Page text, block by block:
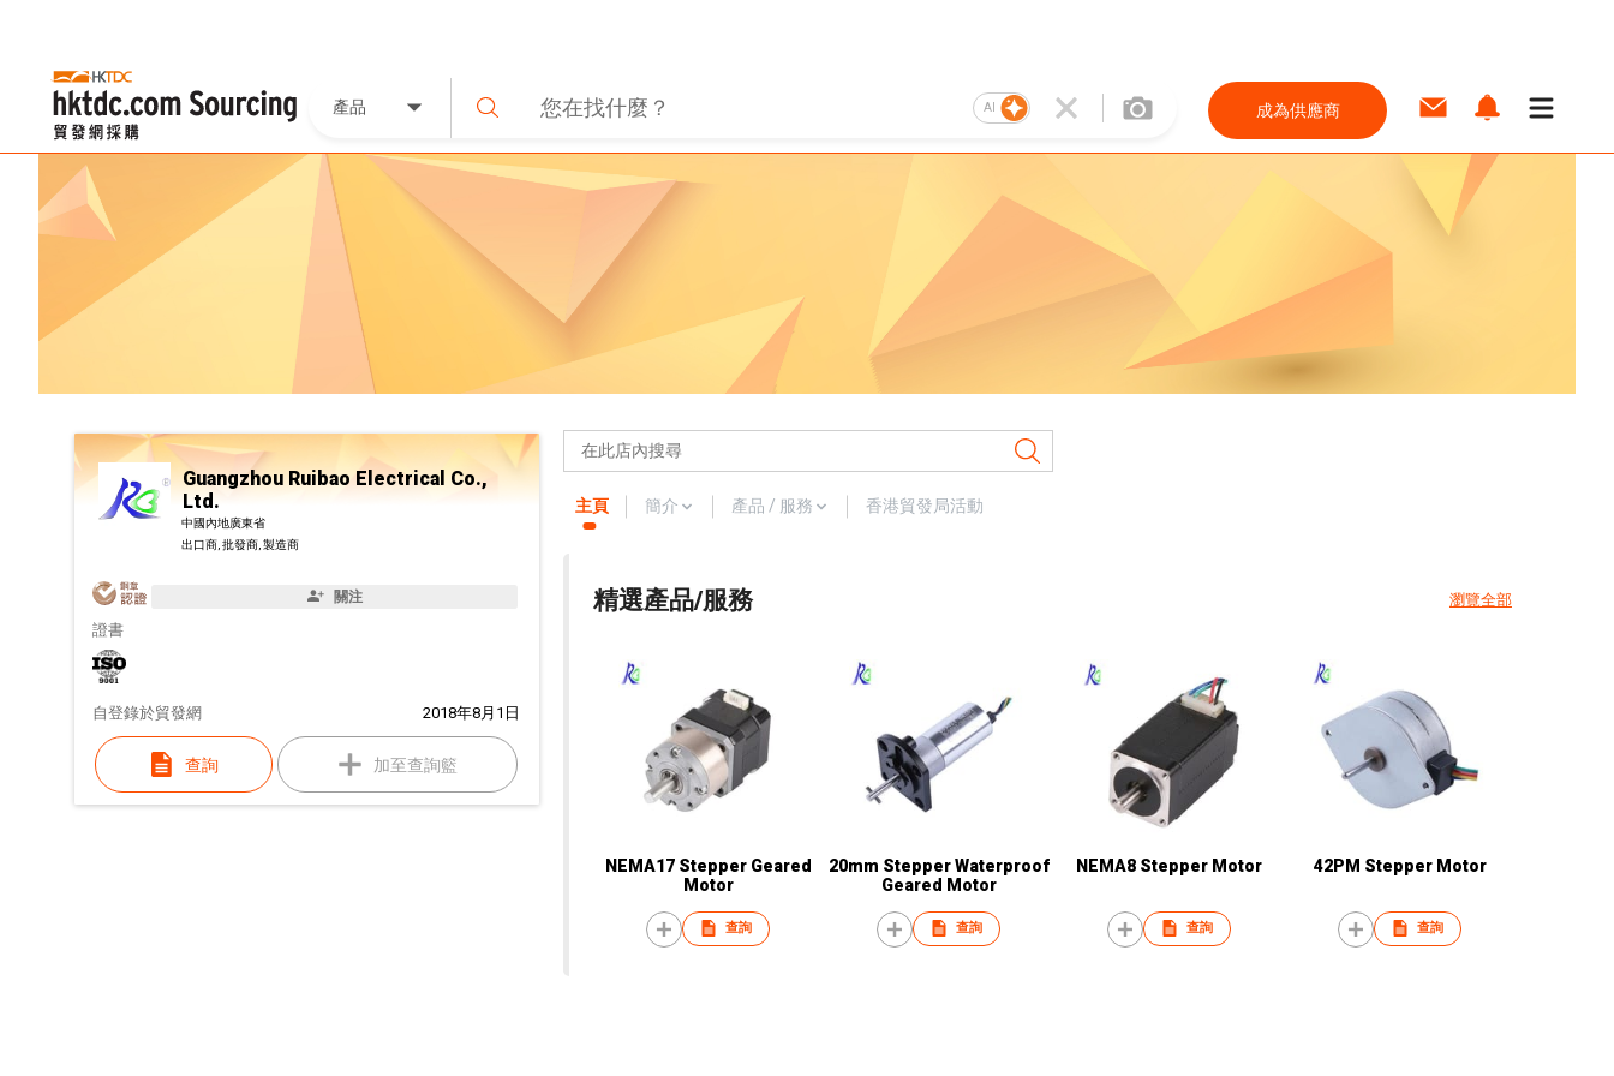
產品 AI 成為供應商
Guangzhou Ruibao Electrical Co.,
Ltd.
中國內地廣東省
出口商, 批發商, 製造商
關注
證書
自 2018年8月1日
登錄於貿發網
查詢 加至查詢籃
主頁 簡介 產品 / 服務 香港貿發局活動
精選產品/服務 瀏覽全部
NEMA17 Stepper Geared
Motor
查詢
20mm Stepper Waterproof
Geared Motor
查詢
NEMA8 Stepper Motor
查詢
42PM Stepper Motor
查詢